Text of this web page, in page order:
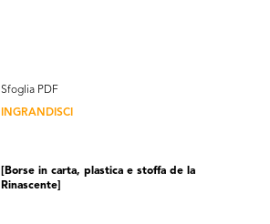
Sfoglia PDF
INGRANDISCI
[Borse in carta, plastica e stoffa de la
Rinascente]